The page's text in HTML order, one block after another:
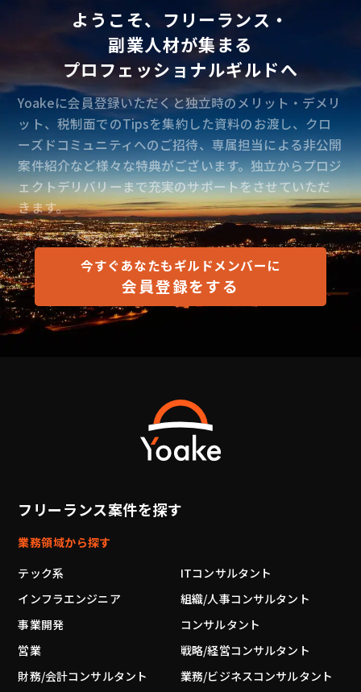
ようこそ、フリーランス・
副業人材が集まる
プロフェッショナルギルドへ
Yoakeに会員登録いただくと独立時のメリット・デメリ
ット、税制面でのTipsを集約した資料のお渡し、クロ
ーズドコミュニティへのご招待、専属担当による非公開
案件紹介など様々な特典がございます。独立からプロジ
ェクトデリバリーまで充実のサポートをさせていただ
きます。
今すぐあなたもギルドメンバーに
会員登録をする
フリーランス案件を探す
業務領域から探す
テック系
ITコンサルタント
インフラエンジニア
組織/人事コンサルタント
事業開発
コンサルタント
営業
戦略/経営コンサルタント
財務/会計コンサルタント
業務/ビジネスコンサルタント